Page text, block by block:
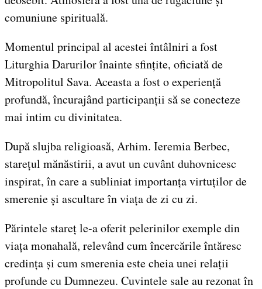
comuniune spirituală.
Momentul principal al acestei întâlniri a fost
Liturghia Darurilor înainte sfințite, oficiată de
Mitropolitul Sava. Aceasta a fost o experiență
profundă, încurajând participanții să se conecteze
mai intim cu divinitatea.
După slujba religioasă, Arhim. Ieremia Berbec,
starețul mănăstirii, a avut un cuvânt duhovnicesc
inspirat, în care a subliniat importanța virtuților de
smerenie și ascultare în viața de zi cu zi.
Părintele stareț le-a oferit pelerinilor exemple din
viața monahală, relevând cum încercările întăresc
credința și cum smerenia este cheia unei relații
profunde cu Dumnezeu. Cuvintele sale au rezonat în